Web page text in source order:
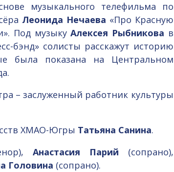
музыкального телефильма по
Леонида Нечаева «Про Красную
Под музыкуАлексея Рыбникова в
бэнд» солисты расскажут историю
была показана на Центральном
– заслуженный работник культуры
ХМАО-Югры Татьяна Санина.
Анастасия Парий (сопрано),
Головина (сопрано).